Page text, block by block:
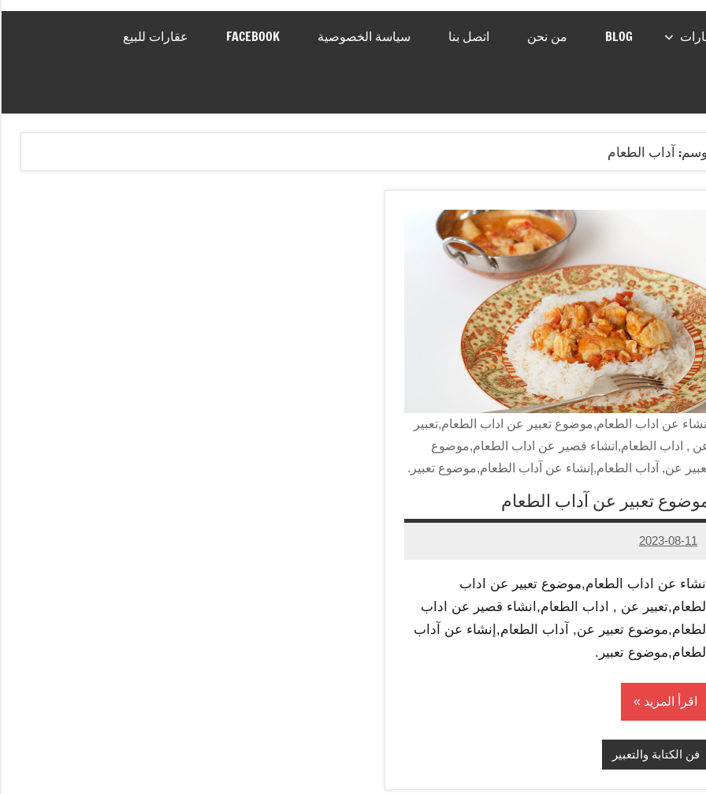
BLOG من نحن اتصل بنا سياسة الخصوصية FACEBOOK عقارات للبيع
آداب الطعام
عن اداب الطعام,موضوع تعبير عن اداب الطعام,تعبير
, اداب الطعام,انشاء قصير عن اداب الطعام,موضوع
عن, آداب الطعام,إنشاء عن آداب الطعام,موضوع تعبير.
تعبير عن آداب الطعام
2023-08-11
Admin
عن اداب الطعام,موضوع تعبير عن اداب
عن , اداب الطعام,انشاء قصير عن اداب
تعبير عن, آداب الطعام,إنشاء عن آداب
تعبير.
اقرأ المزيد
فن الكتابة والتعبير